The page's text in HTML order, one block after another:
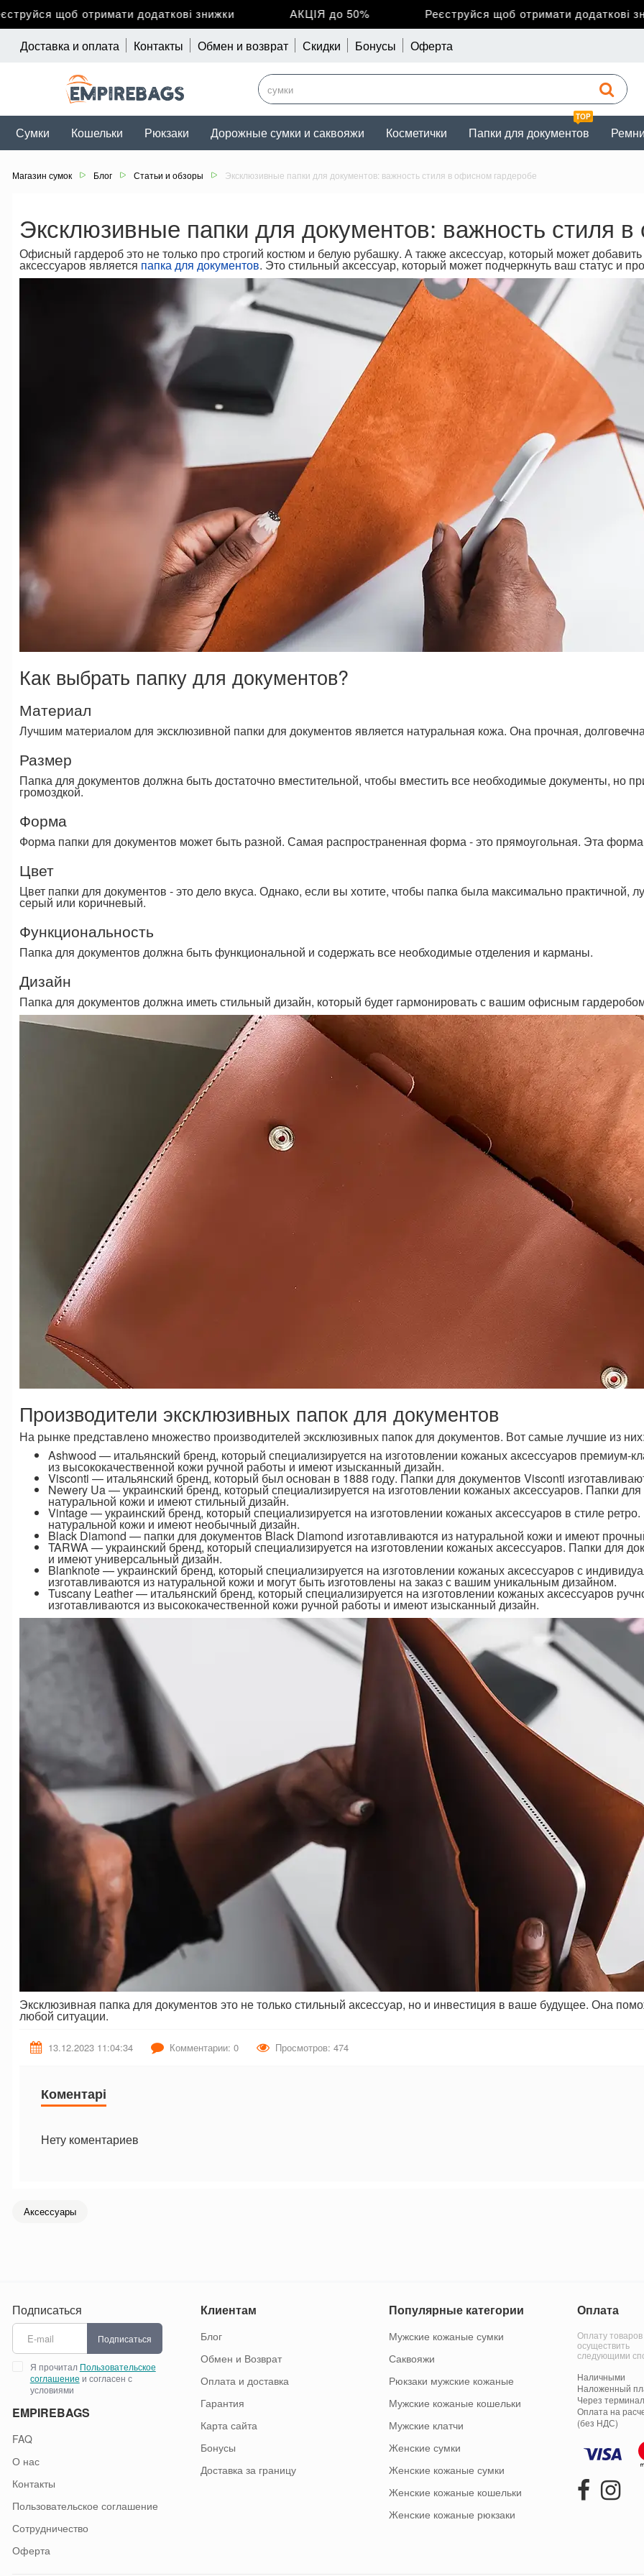
щоб отримати додаткові знижки АКЦІЯ до 50% Реєструйся щоб отримати додаткові знижки
Доставка и оплата Контакты Обмен и возврат Скидки Бонусы Оферта
Сумки Кошельки Рюкзаки Дорожные сумки и саквояжи Косметички
TOP
Папки для документов
Магазин сумок Блог Статьи и обзоры Эксклюзивные папки для документов: важность стиля в офисном гардеробе
Эксклюзивные папки для документов: важность стиля
Офисный гардероб это не только про строгий костюм и белую рубашку. А также аксессуар, который может
аксессуаров является папка для документов. Это стильный аксессуар, который может подчеркнуть ваш статус и
Как выбрать папку для документов?
Материал
Лучшим материалом для эксклюзивной папки для документов является натуральная кожа. Она прочная,
Размер
Папка для документов должна быть достаточно вместительной, чтобы вместить все необходимые документы, но
громоздкой.
Форма
Форма папки для документов может быть разной. Самая распространенная форма - это прямоугольная. Эта
Цвет
Цвет папки для документов - это дело вкуса. Однако, если вы хотите, чтобы папка была максимально практичной,
серый или коричневый.
Функциональность
Папка для документов должна быть функциональной и содержать все необходимые отделения и карманы.
Дизайн
Папка для документов должна иметь стильный дизайн, который будет гармонировать с вашим офисным
Производители эксклюзивных папок для документов
На рынке представлено множество производителей эксклюзивных папок для документов. Вот самые лучшие из
Ashwood — итальянский бренд, который специализируется на изготовлении кожаных аксессуаров премиум-
из высококачественной кожи ручной работы и имеют изысканный дизайн.
Visconti — итальянский бренд, который был основан в 1888 году. Папки для документов Visconti
Newery Ua — украинский бренд, который специализируется на изготовлении кожаных аксессуаров. Папки
натуральной кожи и имеют стильный дизайн.
Vintage — украинский бренд, который специализируется на изготовлении кожаных аксессуаров в стиле
натуральной кожи и имеют необычный дизайн.
Black Diamond — папки для документов Black Diamond изготавливаются из натуральной кожи и имеют
TARWA — украинский бренд, который специализируется на изготовлении кожаных аксессуаров. Папки для
и имеют универсальный дизайн.
Blanknote — украинский бренд, который специализируется на изготовлении кожаных аксессуаров с
изготавливаются из натуральной кожи и могут быть изготовлены на заказ с вашим уникальным дизайном.
Tuscany Leather — итальянский бренд, который специализируется на изготовлении кожаных аксессуаров
изготавливаются из высококачественной кожи ручной работы и имеют изысканный дизайн.
Эксклюзивная папка для документов это не только стильный аксессуар, но и инвестиция в ваше будущее. Она
любой ситуации.
13.12.2023 11:04:34 Комментарии: 0 Просмотров: 474
Коментарі
Нету коментариев
Аксессуары
Подписаться
Подписаться
Я прочитал Пользовательское
соглашение и согласен с
условиями
EMPIREBAGS
FAQ
О нас
Контакты
Пользовательское соглашение
Сотрудничество
Оферта
Клиентам
Блог
Обмен и Возврат
Оплата и доставка
Гарантия
Карта сайта
Бонусы
Доставка за границу
Популярные категории
Мужские кожаные сумки
Саквояжи
Рюкзаки мужские кожаные
Мужские кожаные кошельки
Мужские клатчи
Женские сумки
Женские кожаные сумки
Женские кожаные кошельки
Женские кожаные рюкзаки
Оплата
Оплату
осуществить
следующими
Наличными
Наложенный
Через
Оплата на
(без НДС)